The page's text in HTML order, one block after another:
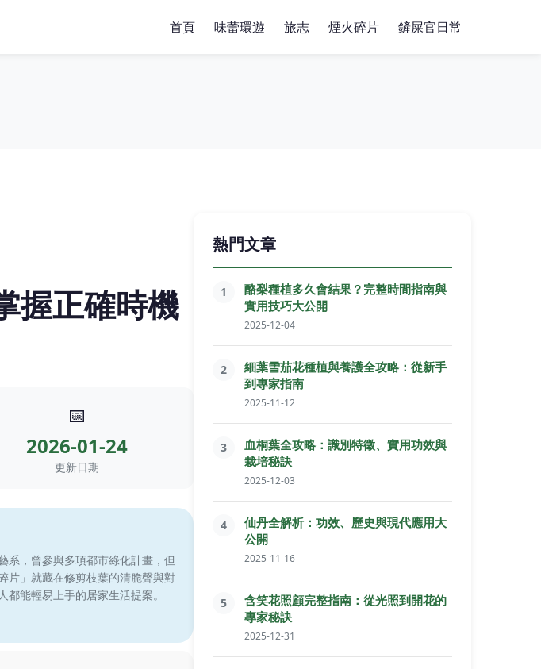
首頁 味蕾環遊 旅志 煙火碎片 鏟屎官日常
握正確時機
📅
2026-01-24
更新日期
系，曾參與多項都市綠化計畫，但
片」就藏在修剪枝葉的清脆聲與對
能輕易上手的居家生活提案。
熱門文章
1
酪梨種植多久會結果？完整時間指南與
實用技巧大公開
2025-12-04
2
細葉雪茄花種植與養護全攻略：從新手
到專家指南
2025-11-12
3
血桐葉全攻略：識別特徵、實用功效與
栽培秘訣
2025-12-03
4
仙丹全解析：功效、歷史與現代應用大
公開
2025-11-16
5
含笑花照顧完整指南：從光照到開花的
專家秘訣
2025-12-31